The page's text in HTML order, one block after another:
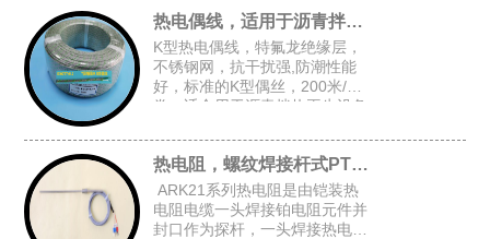
热电偶线，适用于沥青拌热再生设备
K型热电偶线，特氟龙绝缘层，
不锈钢网，抗干扰强,防潮性能
好，标准的K型偶丝，200米/
卷，适合用于沥青拌热再生设备
合
热电阻，螺纹焊接杆式PT100
ARK21系列热电阻是由铠装热
电阻电缆一头焊接铂电阻元件并
封口作为探杆，一头焊接热电阻